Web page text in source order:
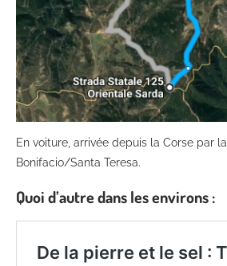
En voiture, arrivée depuis la Corse par la
Bonifacio/Santa Teresa.
Quoi d’autre dans les environs :